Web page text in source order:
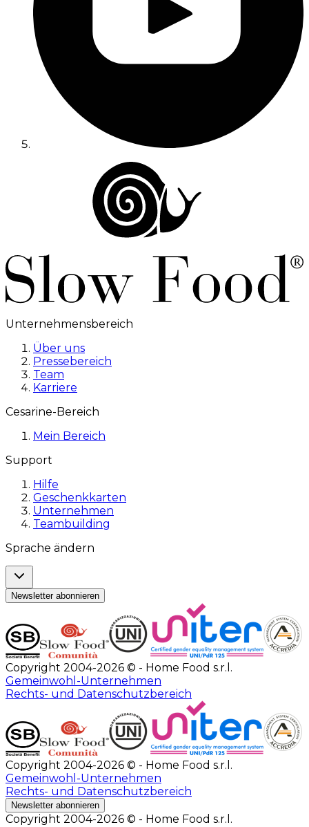
Unternehmensbereich
Über uns
Pressebereich
Team
Karriere
Cesarine-Bereich
Mein Bereich
Support
Hilfe
Geschenkkarten
Unternehmen
Teambuilding
Sprache ändern
Newsletter abonnieren
Copyright 2004-2026 © - Home Food s.r.l.
Gemeinwohl-Unternehmen
Rechts- und Datenschutzbereich
Copyright 2004-2026 © - Home Food s.r.l.
Gemeinwohl-Unternehmen
Rechts- und Datenschutzbereich
Newsletter abonnieren
Copyright 2004-2026 © - Home Food s.r.l.